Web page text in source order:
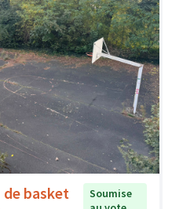
basket
Soumise